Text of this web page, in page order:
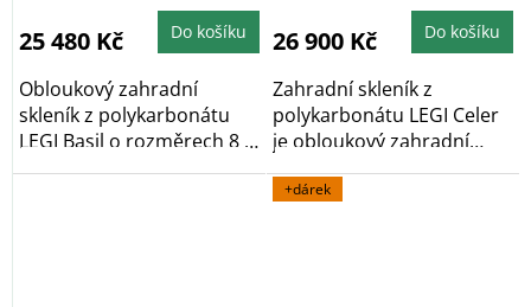
25 480 Kč Do košíku
Obloukový zahradní
skleník z polykarbonátu
LEGI Basil o rozměrech 8 x
3 m a výšce 2,10...
26 900 Kč Do košíku
Zahradní skleník z
polykarbonátu LEGI Celer
je obloukový zahradní
skleník, který díky...
+dárek